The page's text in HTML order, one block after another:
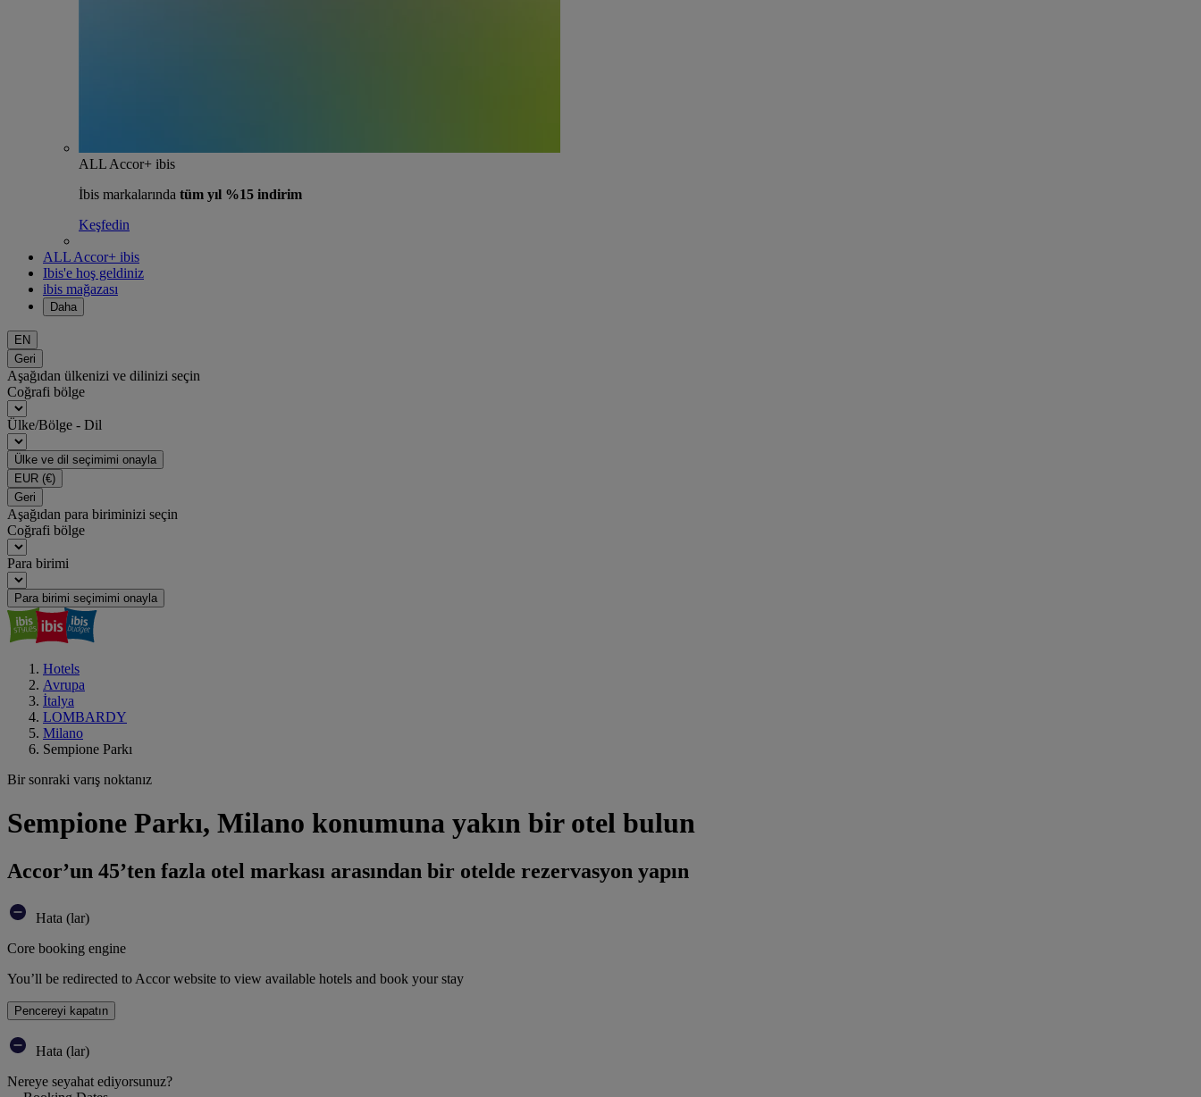
ALL Accor+ ibis
İbis markalarında tüm yıl %15 indirim
Keşfedin
ALL Accor+ ibis
Ibis'e hoş geldiniz
ibis mağazası
Daha
EN
Geri
Aşağıdan ülkenizi ve dilinizi seçin
Coğrafi bölge
Ülke/Bölge - Dil
Ülke ve dil seçimimi onayla
EUR (€)
Geri
Aşağıdan para biriminizi seçin
Coğrafi bölge
Para birimi
Para birimi seçimimi onayla
Hotels
Avrupa
İtalya
LOMBARDY
Milano
Sempione Parkı
Bir sonraki varış noktanız
Sempione Parkı, Milano konumuna yakın bir otel bulun
Accor’un 45’ten fazla otel markası arasından bir otelde rezervasyon yapın
Hata (lar)
Core booking engine
You’ll be redirected to Accor website to view available hotels and book your stay
Pencereyi kapatın
Hata (lar)
Nereye seyahat ediyorsunuz?